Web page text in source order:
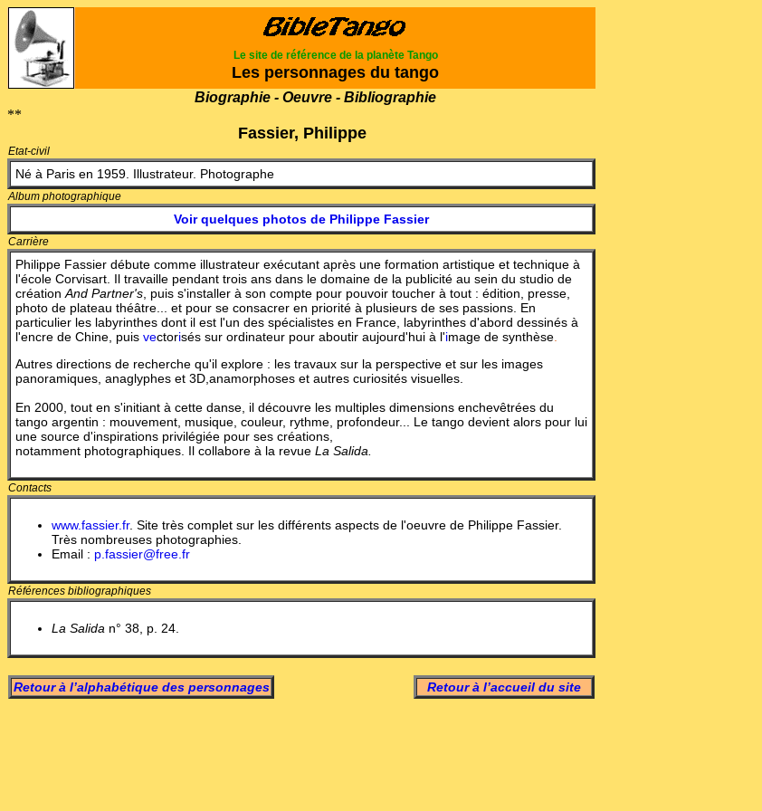
Le site de référence de la planète Tango
Les personnages du tango
Biographie - Oeuvre - Bibliographie
**
Fassier, Philippe
Etat-civil
Né à Paris en 1959. Illustrateur. Photographe
Album photographique
Voir quelques photos de Philippe Fassier
Carrière
Philippe Fassier débute comme illustrateur exécutant après une formation artistique et technique à
l'école Corvisart. Il travaille pendant trois ans dans le domaine de la publicité au sein du studio de
création And Partner's , puis s'installer à son compte pour pouvoir toucher à tout : édition, presse,
photo de plateau théâtre.
.. et pour se consacrer en priorité à plusieurs de ses passions. En
particulier les labyrinthes dont il est l'un des spécialistes en France, labyrinthes d'abord dessinés à
l'encre de Chine, puis vectorisés sur ordinateur pour aboutir aujourd'hui à l'image de synthèse
Autres directions de recherche qu'il explore : les travaux sur la perspective et sur les images
panoramiques, anaglyphes et 3D,anamorphoses et autres curiosités visuelles.
En 2000, tout en s'initiant à cette danse, il découvre les multiples dimensions enchevêtrées du
tango argentin : mouvement, musique, couleur, rythme, profondeur... Le tango devient alors pour lui
une source d'inspirations privilégiée pour ses créations,
notamment photographiques. Il collabore à la revue La Salida.
Contacts
www.fassier.fr. Site très complet sur les différents aspects de l'oeuvre de Philippe Fassier.
Très nombreuses photographies.
Email : p.fassier@free.fr
Références bibliographiques
La Salida n° 38, p. 24.
Retour à l’alphabétique des personnages Retour à l’accueil du site